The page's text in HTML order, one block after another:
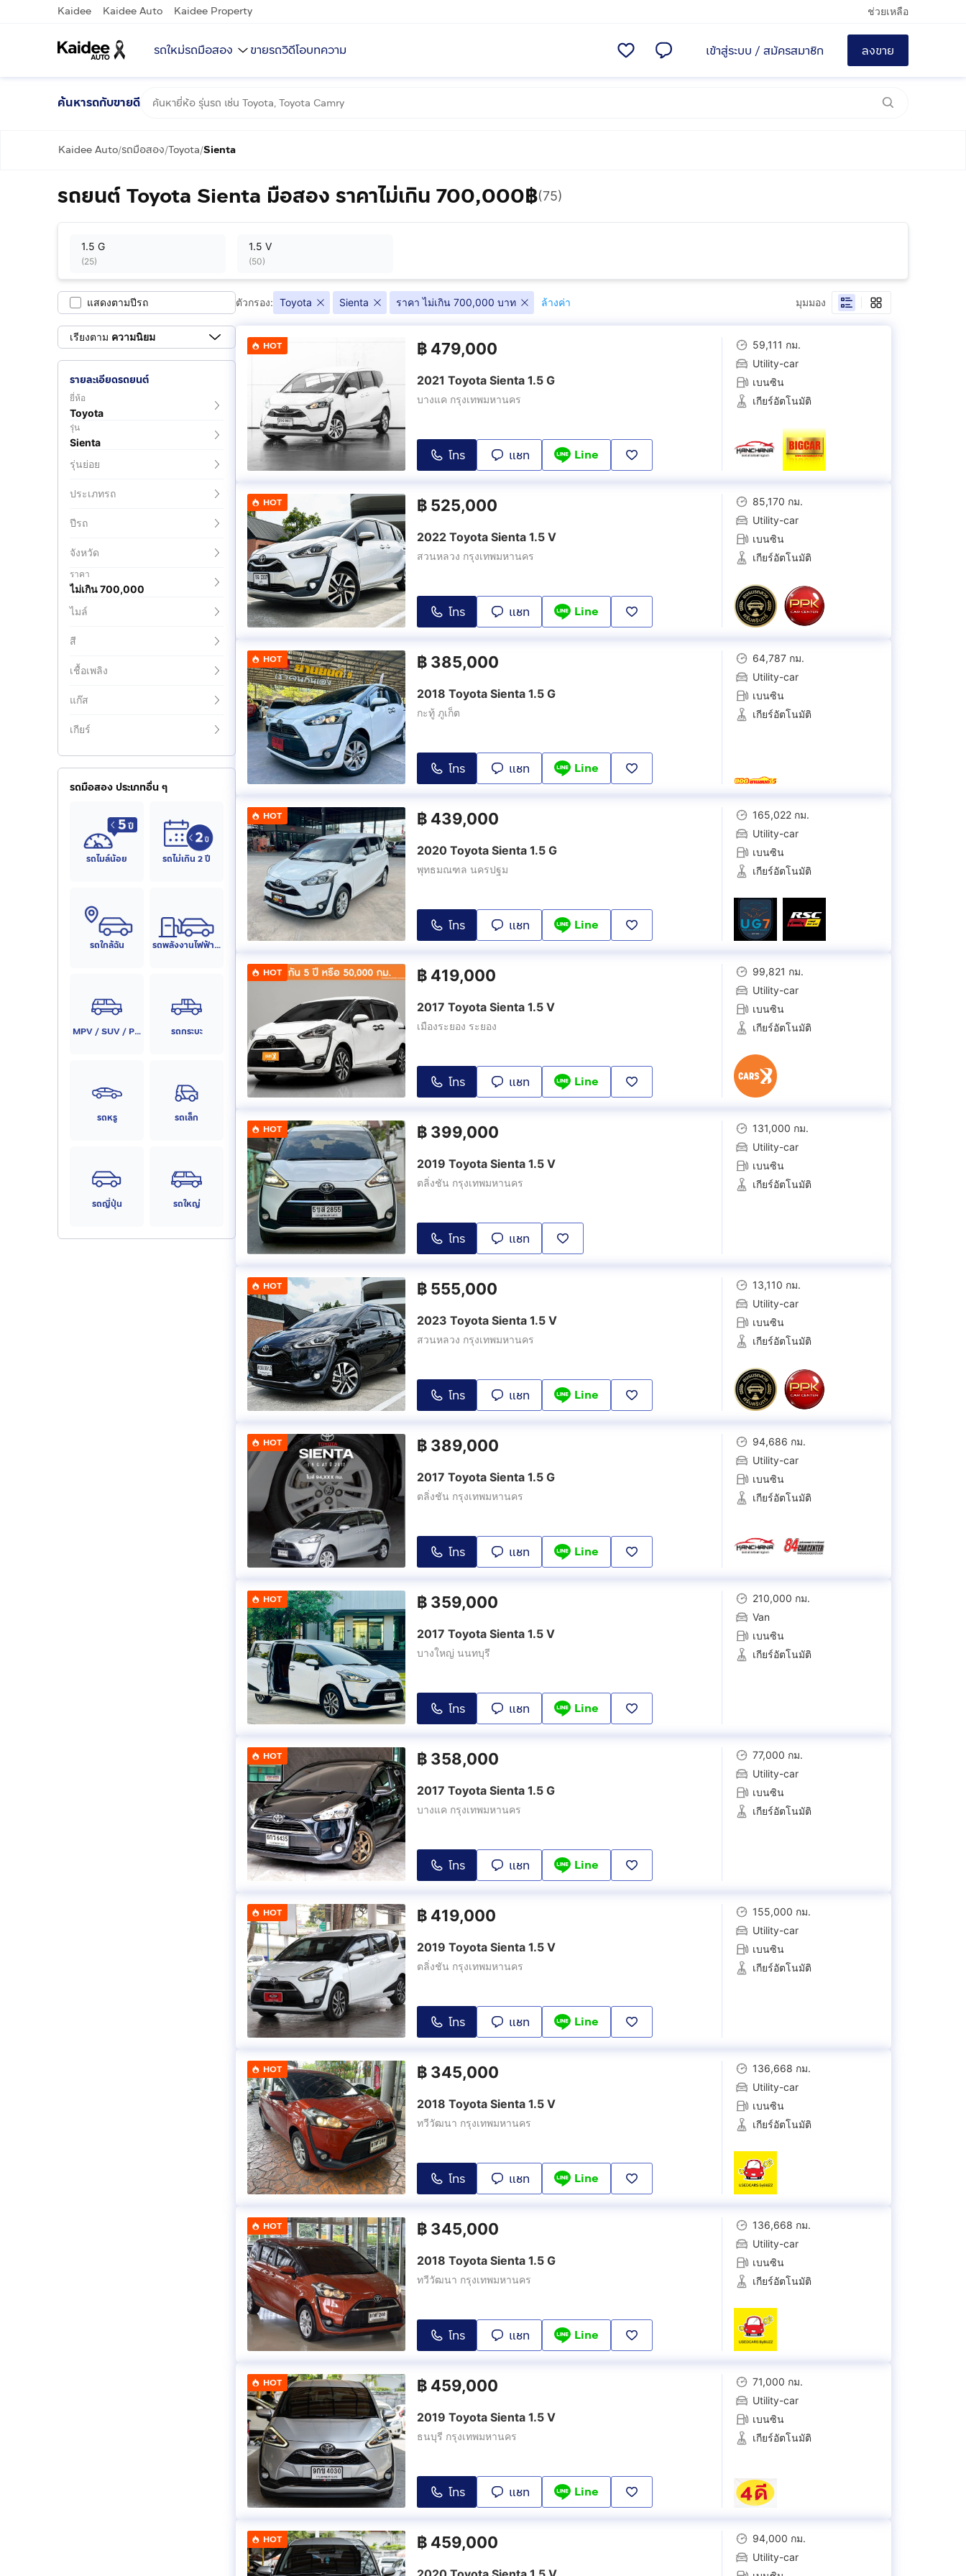
Kaidee Kaidee Auto Kaidee Property ช่วยเหลือ
รถใหม่รถมือสอง ขายรถวิดีโอบทความ เข้าสู่ระบบ / สมัครสมาชิก ลงขาย
ค้นหารถกับขายดี
Kaidee Auto/รถมือสอง/Toyota/Sienta
รถยนต์ Toyota Sienta มือสอง ราคาไม่เกิน 700,000฿(75)
1.5 G
(25)
1.5 V
(50)
แสดงตามปีรถ
เรียงตาม ความนิยม
รายละเอียดรถยนต์
ยี่ห้อ
Toyota
รุ่น
Sienta
รุ่นย่อย
ประเภทรถ
ปีรถ
จังหวัด
ราคา
ไม่เกิน 700,000
ไมล์
สี
เชื้อเพลิง
แก๊ส
เกียร์
รถมือสอง ประเภทอื่น ๆ
รถไมล์น้อย รถไม่เกิน 2 ปี
รถใกล้ฉัน รถพลังงานไฟฟ้า (EV)
MPV / SUV / PPV รถกระบะ
รถหรู รถเล็ก
รถญี่ปุ่น รถใหญ่
ตัวกรอง: Toyota Sienta ราคา ไม่เกิน 700,000 บาท ล้างค่า มุมมอง
HOT ฿ 479,000
2021 Toyota Sienta 1.5 G
บางแค กรุงเทพมหานคร
โทร แชท Line
59,111 กม.
Utility-car
เบนซิน
เกียร์อัตโนมัติ
HOT ฿ 525,000
2022 Toyota Sienta 1.5 V
สวนหลวง กรุงเทพมหานคร
โทร แชท Line
85,170 กม.
Utility-car
เบนซิน
เกียร์อัตโนมัติ
HOT ฿ 385,000
2018 Toyota Sienta 1.5 G
กะทู้ ภูเก็ต
โทร แชท Line
64,787 กม.
Utility-car
เบนซิน
เกียร์อัตโนมัติ
HOT ฿ 439,000
2020 Toyota Sienta 1.5 G
พุทธมณฑล นครปฐม
โทร แชท Line
165,022 กม.
Utility-car
เบนซิน
เกียร์อัตโนมัติ
HOT ฿ 419,000
2017 Toyota Sienta 1.5 V
เมืองระยอง ระยอง
โทร แชท Line
99,821 กม.
Utility-car
เบนซิน
เกียร์อัตโนมัติ
HOT ฿ 399,000
2019 Toyota Sienta 1.5 V
ตลิ่งชัน กรุงเทพมหานคร
โทร แชท
131,000 กม.
Utility-car
เบนซิน
เกียร์อัตโนมัติ
HOT ฿ 555,000
2023 Toyota Sienta 1.5 V
สวนหลวง กรุงเทพมหานคร
โทร แชท Line
13,110 กม.
Utility-car
เบนซิน
เกียร์อัตโนมัติ
HOT ฿ 389,000
2017 Toyota Sienta 1.5 G
ตลิ่งชัน กรุงเทพมหานคร
โทร แชท Line
94,686 กม.
Utility-car
เบนซิน
เกียร์อัตโนมัติ
HOT ฿ 359,000
2017 Toyota Sienta 1.5 V
บางใหญ่ นนทบุรี
โทร แชท Line
210,000 กม.
Van
เบนซิน
เกียร์อัตโนมัติ
HOT ฿ 358,000
2017 Toyota Sienta 1.5 G
บางแค กรุงเทพมหานคร
โทร แชท Line
77,000 กม.
Utility-car
เบนซิน
เกียร์อัตโนมัติ
HOT ฿ 419,000
2019 Toyota Sienta 1.5 V
ตลิ่งชัน กรุงเทพมหานคร
โทร แชท Line
155,000 กม.
Utility-car
เบนซิน
เกียร์อัตโนมัติ
HOT ฿ 345,000
2018 Toyota Sienta 1.5 V
ทวีวัฒนา กรุงเทพมหานคร
โทร แชท Line
136,668 กม.
Utility-car
เบนซิน
เกียร์อัตโนมัติ
HOT ฿ 345,000
2018 Toyota Sienta 1.5 G
ทวีวัฒนา กรุงเทพมหานคร
โทร แชท Line
136,668 กม.
Utility-car
เบนซิน
เกียร์อัตโนมัติ
HOT ฿ 459,000
2019 Toyota Sienta 1.5 V
ธนบุรี กรุงเทพมหานคร
โทร แชท Line
71,000 กม.
Utility-car
เบนซิน
เกียร์อัตโนมัติ
HOT ฿ 459,000
94,000 กม.
Utility-car